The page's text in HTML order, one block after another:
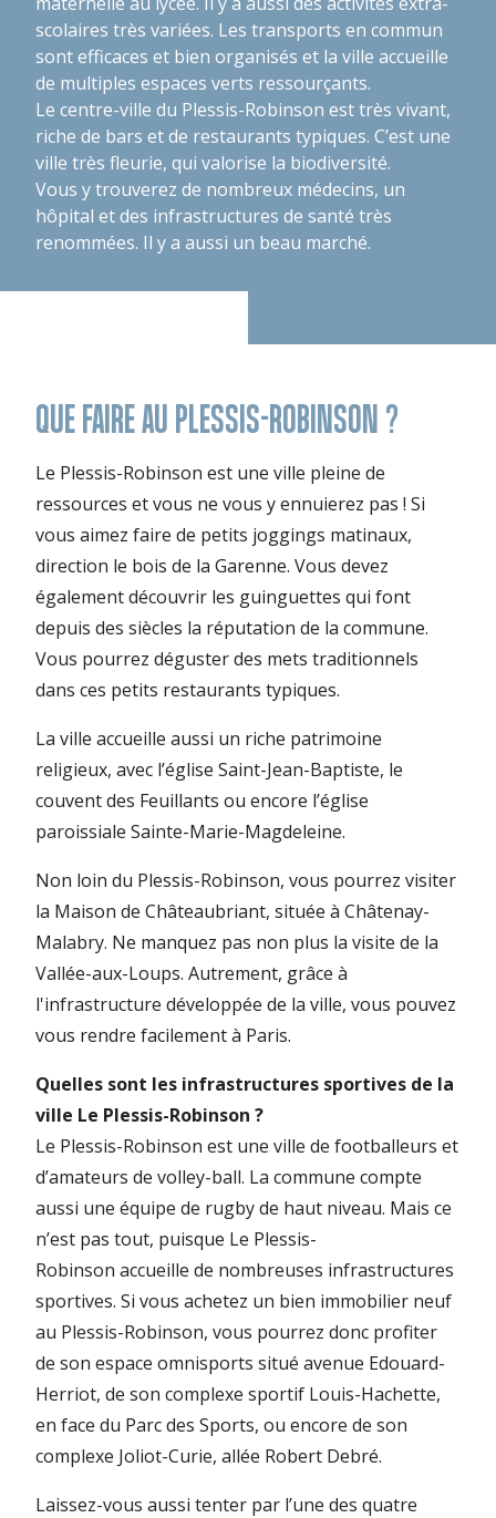
scolaires très variées. Les transports en commun
sont efficaces et bien organisés et la ville accueille
de multiples espaces verts ressourçants.
Le centre-ville du Plessis-Robinson est très vivant,
riche de bars et de restaurants typiques. C’est une
ville très fleurie, qui valorise la biodiversité.
Vous y trouverez de nombreux médecins, un
hôpital et des infrastructures de santé très
renommées. Il y a aussi un beau marché.
QUE FAIRE AU PLESSIS-ROBINSON ?
Le Plessis-Robinson est une ville pleine de
ressources et vous ne vous y ennuierez pas ! Si
vous aimez faire de petits joggings matinaux,
direction le bois de la Garenne. Vous devez
également découvrir les guinguettes qui font
depuis des siècles la réputation de la commune.
Vous pourrez déguster des mets traditionnels
dans ces petits restaurants typiques.
La ville accueille aussi un riche patrimoine
religieux, avec l’église Saint-Jean-Baptiste, le
couvent des Feuillants ou encore l’église
paroissiale Sainte-Marie-Magdeleine.
Non loin du Plessis-Robinson, vous pourrez visiter
la Maison de Châteaubriant, située à Châtenay-
Malabry. Ne manquez pas non plus la visite de la
Vallée-aux-Loups. Autrement, grâce à
l'infrastructure développée de la ville, vous pouvez
vous rendre facilement à Paris.
Quelles sont les infrastructures sportives de la
ville Le Plessis-Robinson ?
Le Plessis-Robinson est une ville de footballeurs et
d’amateurs de volley-ball. La commune compte
aussi une équipe de rugby de haut niveau. Mais ce
n’est pas tout, puisque Le Plessis-
Robinson accueille de nombreuses infrastructures
sportives. Si vous achetez un bien immobilier neuf
au Plessis-Robinson, vous pourrez donc profiter
de son espace omnisports situé avenue Edouard-
Herriot, de son complexe sportif Louis-Hachette,
en face du Parc des Sports, ou encore de son
complexe Joliot-Curie, allée Robert Debré.
Laissez-vous aussi tenter par l’une des quatre